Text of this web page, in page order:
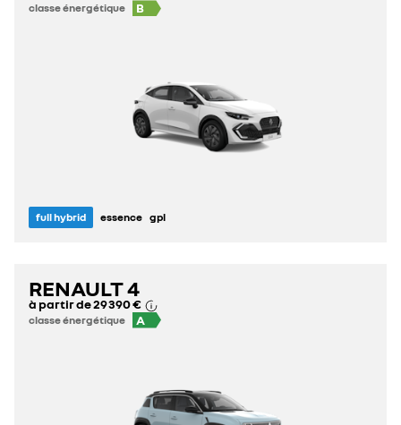
classe énergétique B
full hybrid essence gpl
RENAULT 4
à partir de29 390 €
classe énergétique A